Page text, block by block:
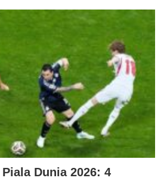
Dunia 2026: 4